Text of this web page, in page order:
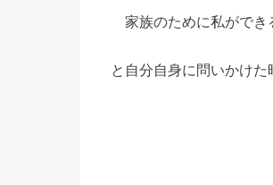
家族のために私ができ
と自分自身に問いかけた